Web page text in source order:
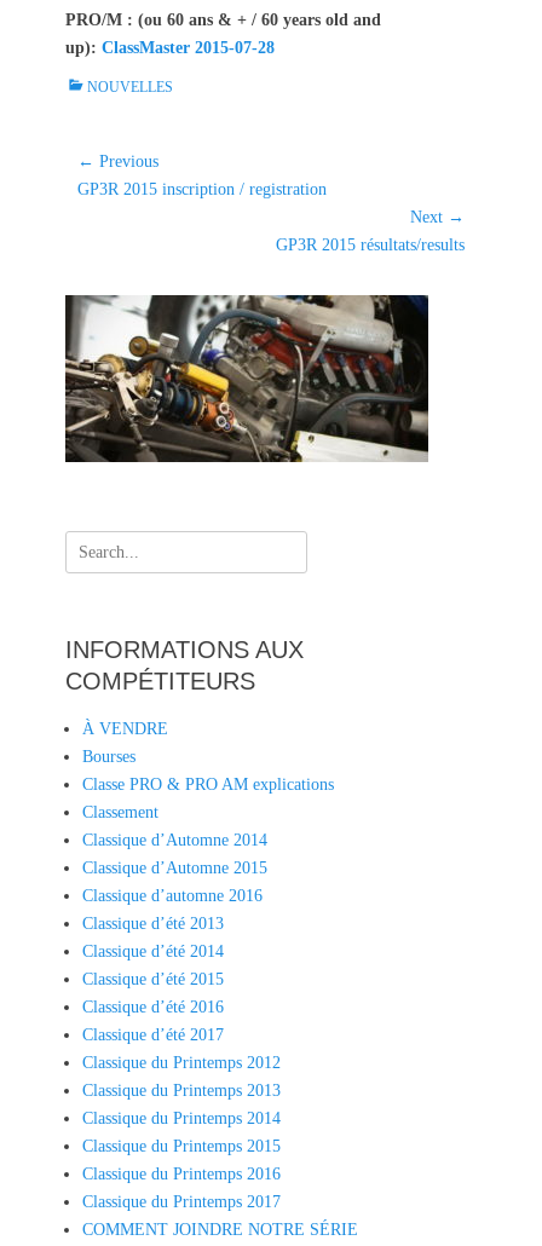
PRO/M : (ou 60 ans & + / 60 years old and
up): ClassMaster 2015-07-28
C
NOUVELLES
Navigation
de
← Previous
Previous
GP3R 2015 inscription / registration
Next →
GP3R 2015 résultats/results
Search
for:
INFORMATIONS AUX
COMPÉTITEURS
À VENDRE
Bourses
Classe PRO & PRO AM explications
Classement
Classique d’Automne 2014
Classique d’Automne 2015
Classique d’automne 2016
Classique d’été 2013
Classique d’été 2014
Classique d’été 2015
Classique d’été 2016
Classique d’été 2017
Classique du Printemps 2012
Classique du Printemps 2013
Classique du Printemps 2014
Classique du Printemps 2015
Classique du Printemps 2016
Classique du Printemps 2017
COMMENT JOINDRE NOTRE SÉRIE